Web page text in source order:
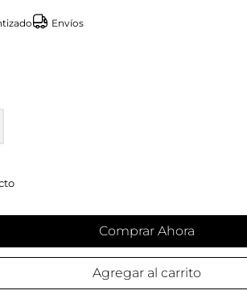
Envíos
Comprar Ahora
Agregar al carrito